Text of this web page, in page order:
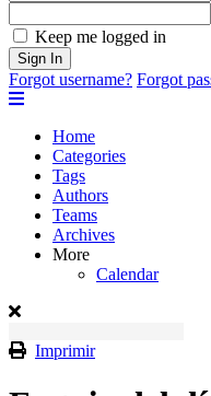
Keep me logged in
Sign In
Forgot username? Forgot
Home
Categories
Tags
Authors
Teams
Archives
More
Calendar
Imprimir